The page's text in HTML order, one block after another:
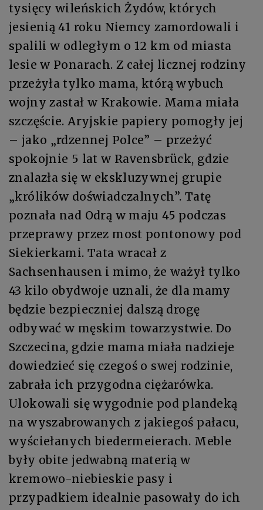
tysięcy wileńskich Żydów, których
jesienią 41 roku Niemcy zamordowali i
spalili w odległym o 12 km od miasta
lesie w Ponarach. Z całej licznej rodziny
przeżyła tylko mama, którą wybuch
wojny zastał w Krakowie. Mama miała
szczęście. Aryjskie papiery pomogły jej
– jako „rdzennej Polce” – przeżyć
spokojnie 5 lat w Ravensbrück, gdzie
znalazła się w ekskluzywnej grupie
„królików doświadczalnych”. Tatę
poznała nad Odrą w maju 45 podczas
przeprawy przez most pontonowy pod
Siekierkami. Tata wracał z
Sachsenhausen i mimo, że ważył tylko
43 kilo obydwoje uznali, że dla mamy
będzie bezpieczniej dalszą drogę
odbywać w męskim towarzystwie. Do
Szczecina, gdzie mama miała nadzieje
dowiedzieć się czegoś o swej rodzinie,
zabrała ich przygodna ciężarówka.
Ulokowali się wygodnie pod plandeką
na wyszabrowanych z jakiegoś pałacu,
wyściełanych biedermeierach. Meble
były obite jedwabną materią w
kremowo-niebieskie pasy i
przypadkiem idealnie pasowały do ich